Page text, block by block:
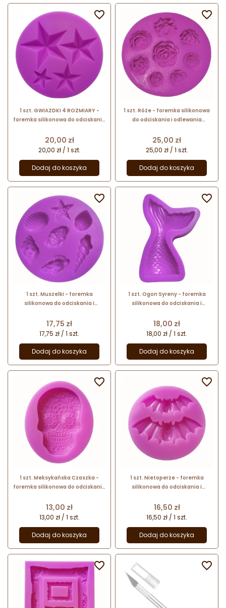
1 szt. GWIAZDKI 4 ROZMIARY -
foremka silikonowa do odciskania
Cena
20,00 zł
20,00 zł / 1 szt.
Dodaj do koszyka

1 szt. Róże - foremka silikonowa
do odciskania i odlewania
Cena
25,00 zł
25,00 zł / 1 szt.
Dodaj do koszyka

1 szt. Muszelki - foremka
silikonowa do odciskania i
Cena
17,75 zł
17,75 zł / 1 szt.
Dodaj do koszyka

1 szt. Ogon Syreny - foremka
silikonowa do odciskania i
szer. 6.5 cm
Cena
18,00 zł
18,00 zł / 1 szt.
Dodaj do koszyka

1 szt. Meksykańska Czaszka -
foremka silikonowa do odciskania
szer. 6 cm
Cena
13,00 zł
13,00 zł / 1 szt.
Dodaj do koszyka

1 szt. Nietoperze - foremka
silikonowa do odciskania i
Cena
16,50 zł
16,50 zł / 1 szt.
Dodaj do koszyka

 